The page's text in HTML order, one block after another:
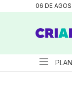
06 DE